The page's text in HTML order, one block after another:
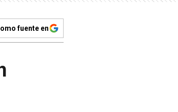
fuente en